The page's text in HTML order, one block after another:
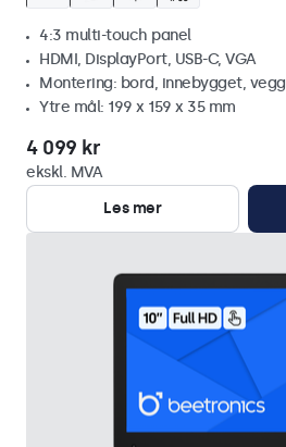
4:3 multi-touch panel
HDMI, DisplayPort, USB-C, VGA
Montering: bord, innebygget, vegg
Ytre mål: 199 x 159 x 35 mm
4 099 kr
ekskl. MVA
Les mer